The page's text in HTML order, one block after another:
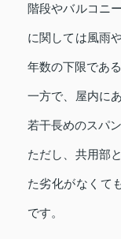
階段やバルコニ
に関しては風雨
年数の下限であ
一方で、屋内に
若干長めのスパ
ただし、共用部
た劣化がなくて
です。